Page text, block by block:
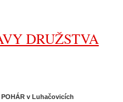
DRUŽSTVA
v Luhačovicích